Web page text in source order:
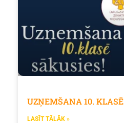
UZŅEMŠANA 10. KLASĒ
LASĪT TĀLĀK »